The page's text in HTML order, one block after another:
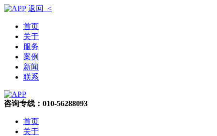
返回 <
首页
关于
服务
案例
新闻
联系
咨询专线：010-56288093
首页
关于